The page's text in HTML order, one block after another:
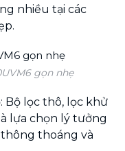
nhiều tại các
gọn nhẹ
Bộ lọc thô, lọc khử
lựa chọn lý tưởng
thoáng và